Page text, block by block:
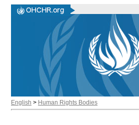
English > Human Rights Bodies